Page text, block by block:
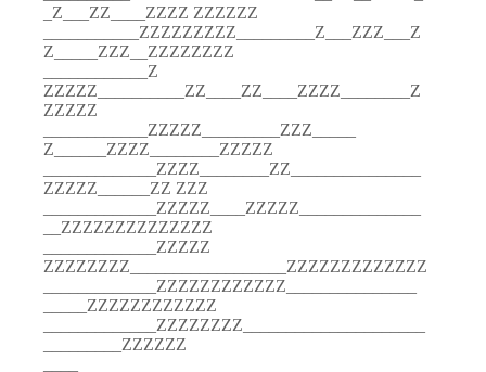
_Z___ZZ____ZZZZ ZZZZZZ
___________ZZZZZZZZZ_________Z___ZZZ___Z
Z_____ZZZ__ZZZZZZZZ
____________Z
ZZZZZ__________ZZ____ZZ____ZZZZ________Z
ZZZZZ
____________ZZZZZ_________ZZZ_____
Z______ZZZZ________ZZZZZ
_____________ZZZZ________ZZ_______________
ZZZZZ______ZZ ZZZ
_____________ZZZZZ____ZZZZZ______________
__ZZZZZZZZZZZZZZ
_____________ZZZZZ
ZZZZZZZZ__________________ZZZZZZZZZZZZZ
_____________ZZZZZZZZZZZZ_______________
_____ZZZZZZZZZZZZ
_____________ZZZZZZZZ_____________________
_________ZZZZZZ